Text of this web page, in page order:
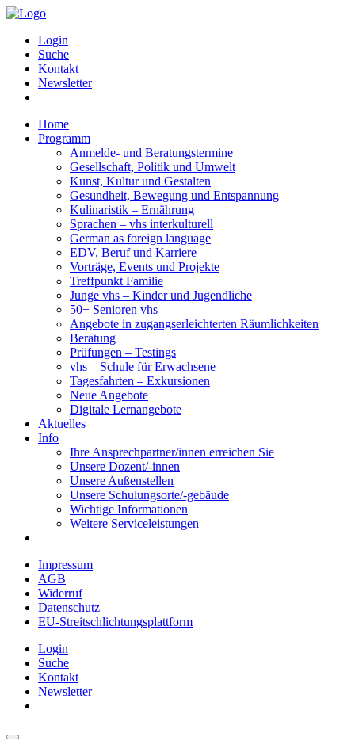
Login
Suche
Kontakt
Newsletter
Home
Programm
Anmelde- und Beratungstermine
Gesellschaft, Politik und Umwelt
Kunst, Kultur und Gestalten
Gesundheit, Bewegung und Entspannung
Kulinaristik – Ernährung
Sprachen – vhs interkulturell
German as foreign language
EDV, Beruf und Karriere
Vorträge, Events und Projekte
Treffpunkt Familie
Junge vhs – Kinder und Jugendliche
50+ Senioren vhs
Angebote in zugangserleichterten Räumlichkeiten
Beratung
Prüfungen – Testings
vhs – Schule für Erwachsene
Tagesfahrten – Exkursionen
Neue Angebote
Digitale Lernangebote
Aktuelles
Info
Ihre Ansprechpartner/innen erreichen Sie
Unsere Dozent/-innen
Unsere Außenstellen
Unsere Schulungsorte/-gebäude
Wichtige Informationen
Weitere Serviceleistungen
Impressum
AGB
Widerruf
Datenschutz
EU-Streitschlichtungsplattform
Login
Suche
Kontakt
Newsletter